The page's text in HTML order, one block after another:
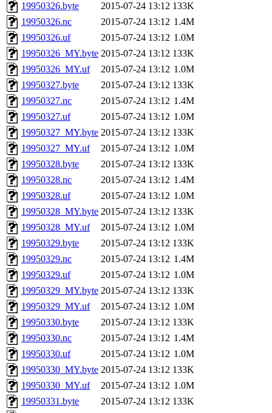
19950326.byte
2015-07-24 13:12 133K
19950326.nc
2015-07-24 13:12 1.4M
19950326.uf
2015-07-24 13:12 1.0M
19950326_MY.byte 2015-07-24 13:12 133K
19950326_MY.uf
2015-07-24 13:12 1.0M
19950327.byte
2015-07-24 13:12 133K
19950327.nc
2015-07-24 13:12 1.4M
19950327.uf
2015-07-24 13:12 1.0M
19950327_MY.byte 2015-07-24 13:12 133K
19950327_MY.uf
2015-07-24 13:12 1.0M
19950328.byte
2015-07-24 13:12 133K
19950328.nc
2015-07-24 13:12 1.4M
19950328.uf
2015-07-24 13:12 1.0M
19950328_MY.byte 2015-07-24 13:12 133K
19950328_MY.uf
2015-07-24 13:12 1.0M
19950329.byte
2015-07-24 13:12 133K
19950329.nc
2015-07-24 13:12 1.4M
19950329.uf
2015-07-24 13:12 1.0M
19950329_MY.byte 2015-07-24 13:12 133K
19950329_MY.uf
2015-07-24 13:12 1.0M
19950330.byte
2015-07-24 13:12 133K
19950330.nc
2015-07-24 13:12 1.4M
19950330.uf
2015-07-24 13:12 1.0M
19950330_MY.byte 2015-07-24 13:12 133K
19950330_MY.uf
2015-07-24 13:12 1.0M
19950331.byte
2015-07-24 13:12 133K